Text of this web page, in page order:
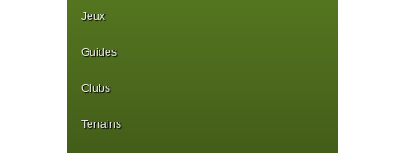
Jeux
Guides
Clubs
Terrains